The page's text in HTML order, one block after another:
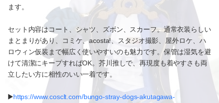
ます。
セット内容はコート、シャツ、ズボン、スカーフ。通常衣装らしい
まとまりがあり、コミケ、acosta!、スタジオ撮影、屋外ロケ、ハ
ロウィン仮装まで幅広く使いやすいのも魅力です。保管は湿気を避
けて清潔にキープすればOK。芥川推しで、再現度も着やすさも両
立したい方に相性のいい一着です。
▶️https://www.cosclt.com/bungo-stray-dogs-akutagawa-